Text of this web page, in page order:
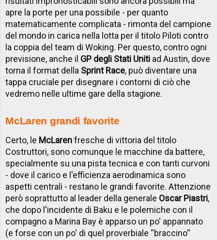
apre la porte per una possibile - per quanto
matematicamente complicata - rimonta del campione
del mondo in carica nella lotta per il titolo Piloti contro
la coppia del team di Woking. Per questo, contro ogni
previsione, anche il GP degli Stati Uniti ad Austin, dove
torna il format della Sprint Race, può diventare una
tappa cruciale per disegnare i contorni di ciò che
vedremo nelle ultime gare della stagione.
McLaren grandi favorite
Certo, le McLarenfresche di vittoria del titolo
Costruttori, sono comunque le macchine da battere,
specialmente su una pista tecnica e con tanti curvoni
- dove il carico e l'efficienza aerodinamica sono
aspetti centrali - restano le grandi favorite. Attenzione
però soprattutto al leader della generale Oscar Piastri,
che dopo l'incidente di Baku e le polemiche con il
compagno a Marina Bay è apparso un po' appannato
(e forse con un po' di quel proverbiale ''braccino''